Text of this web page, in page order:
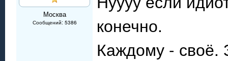
Москва
Сообщений: 5386
конечно.
Каждому - своё.